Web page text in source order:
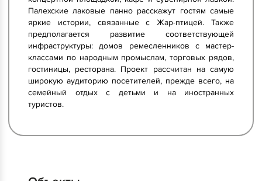
Палехские лаковые панно расскажут гостям самые
яркие истории, связанные с Жар-птицей. Также
предполагается развитие соответствующей
инфраструктуры: домов ремесленников с мастер-
классами по народным промыслам, торговых рядов,
гостиницы, ресторана. Проект рассчитан на самую
широкую аудиторию посетителей, прежде всего, на
семейный отдых с детьми и на иностранных
туристов.